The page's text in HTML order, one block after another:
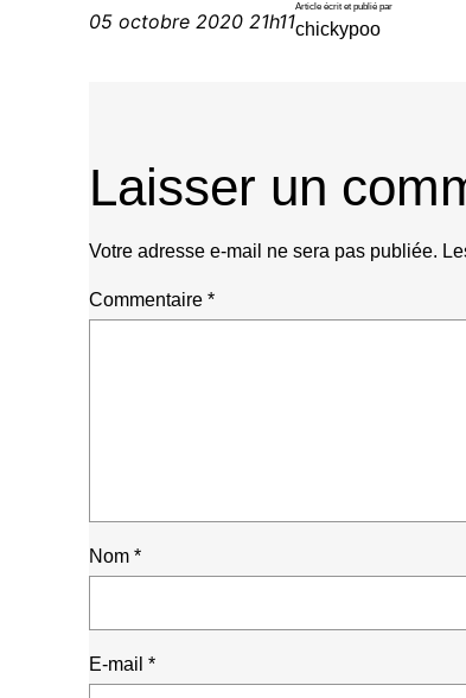
05 octobre 2020 21h11
Article écrit et publié par
chickypoo
Laisser un
Votre adresse e-mail ne sera pas publiée.
Commentaire*
Nom*
E-mail*